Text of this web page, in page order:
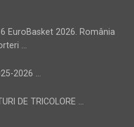
EuroBasket 2026. România
...
2026 ...
DE TRICOLORE ...